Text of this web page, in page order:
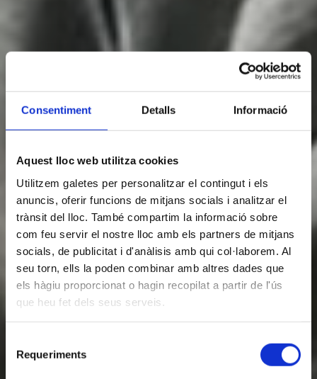
Consentiment Detalls Informació
Aquest lloc web utilitza cookies
Utilitzem galetes per personalitzar el contingut i els
anuncis, oferir funcions de mitjans socials i analitzar el
trànsit del lloc. També compartim la informació sobre
com feu servir el nostre lloc amb els partners de mitjans
socials, de publicitat i d'anàlisis amb qui col·laborem. Al
seu torn, ells la poden combinar amb altres dades que
els hàgiu proporcionat o hagin recopilat a partir de l'ús
que heu fet dels seus serveis.
Requeriments